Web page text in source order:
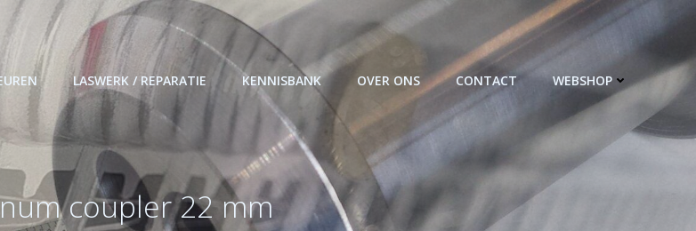
LASWERK / REPARATIE KENNISBANK OVER ONS CONTACT WEBSHOP
coupler 22 mm